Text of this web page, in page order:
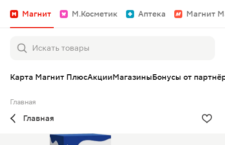
Магнит М.Косметик Аптека Магнит
Карта Магнит ПлюсАкцииМагазиныБонусы от
Главная
Главная